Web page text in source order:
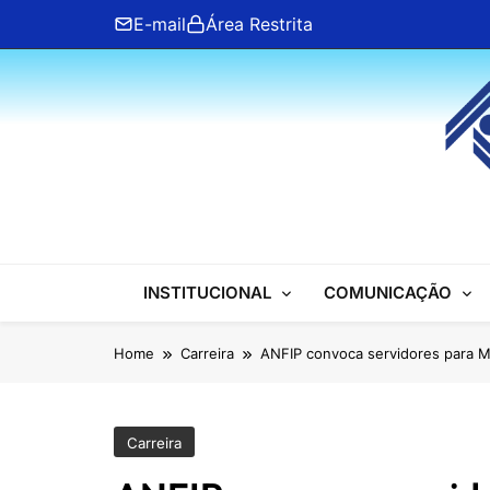
content
E-mail Área Restrita
ANFIP Nacional
INSTITUCIONAL COMUNICAÇÃO
Home Carreira ANFIP convoca servidores para
Carreira